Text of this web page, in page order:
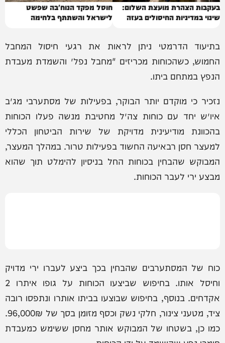
בעקבות הצהרת מועצת השלום:
שינוי במדיניות החיסולים בעזה
חוסל מפקד הנוח'בה שפשט
לישראל והשתתף בלחימה
בתיעוד הדרמטי ניתן לראות את רגעי חיסול המחבל
החמוש, כשהכוחות מכריזים "מחבל נפל״ והשמדת מעבדת
הנפץ במתחם ביתו.
נזכיר כי מוקדם יותר הבוקר, בפעילות של מסתערבי מג״ב
איו״ש יחד עם כוחות צה״ל מחטיבת מנשה פעלו הכוחות
בהכוונת מודיעינית מדויקת של שירות הביטחון הכללי
למעצר חסן רבאיעה החשוד בפעילות טרור. במהלך המעצר,
המבוקש שהבחין בכוחות החל בניסיון להימלט תוך שהוא
מבצע ירי לעבר הכוחות.
כוח של המסתערבים שהבחין בכך ביצע לעברו ירי מדויק
וחיסל אותו. בחיפוש שביצעו הכוחות על גופו איתרו 2
אקדחים. בנוסף, בחיפוש שבוצעו בביתו אותרו ונתפסו רובה
ציד, מטעני צינור, חלקי נשק וכסף מזומן בסך של 96,000₪.
כמו כן, בשטחו של המבוקש אותר מחסן ששימש כמעבדת